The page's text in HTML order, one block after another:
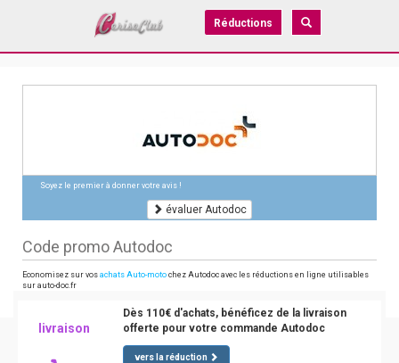
Réductions
Soyez le premier à donner votre avis !
évaluer Autodoc
Code promo Autodoc
Economisez sur vos achats Auto-moto chez Autodoc avec les réductions en ligne utilisables
sur auto-doc.fr
livraison
Dès 110€ d'achats, bénéficez de la livraison
offerte pour votre commande Autodoc
vers la réduction